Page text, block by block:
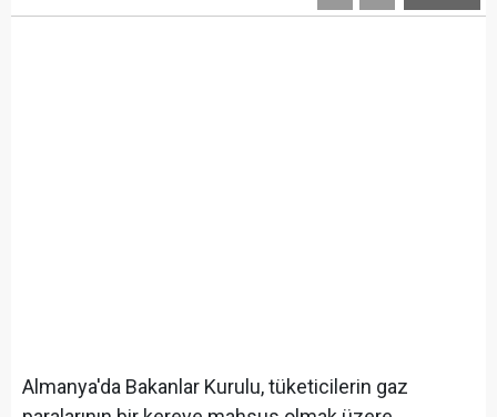
Almanya'da Bakanlar Kurulu, tüketicilerin gaz